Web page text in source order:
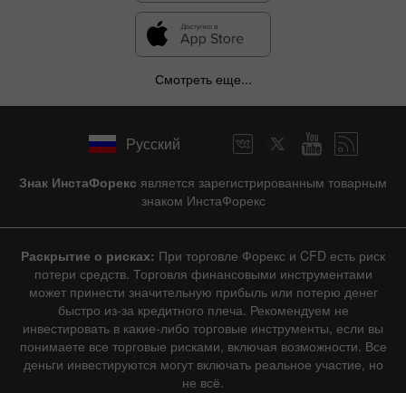
Смотреть еще...
Русский
Знак ИнстаФорекс является зарегистрированным товарным
знаком ИнстаФорекс
Раскрытие о рисках: При торговле Форекс и CFD есть риск
потери средств. Торговля финансовыми инструментами
может принести значительную прибыль или потерю денег
быстро из-за кредитного плеча. Рекомендуем не
инвестировать в какие-либо торговые инструменты, если вы
понимаете все торговые рисками, включая возможности. Все
деньги инвестируются могут включать реальное участие, но
не всё.